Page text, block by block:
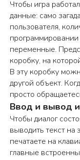
Чтобы игра
данные: само
пользователя,
программировании
переменные.
коробку, на
В эту коробку
другой объект.
просто
Ввод и вывод
Чтобы диалог
выводить текст на
печатаете на
главные